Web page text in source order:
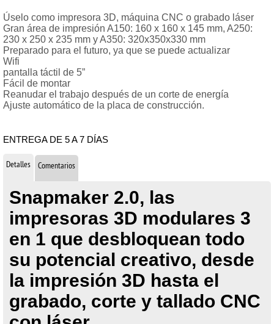
Úselo como impresora 3D, máquina CNC o grabado láser
Gran área de impresión A150: 160 x 160 x 145 mm, A250:
230 x 250 x 235 mm y A350: 320x350x330 mm
Preparado para el futuro, ya que se puede actualizar
Wifi
pantalla táctil de 5”
Fácil de montar
Reanudar el trabajo después de un corte de energía
Ajuste automático de la placa de construcción.
ENTREGA DE 5 A 7 DÍAS
Detalles Comentarios
Snapmaker 2.0, las
impresoras 3D modulares 3
en 1 que desbloquean todo
su potencial creativo, desde
la impresión 3D hasta el
grabado, corte y tallado CNC